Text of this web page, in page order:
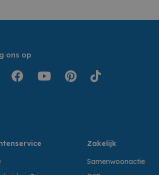
ons op
Zakelijk
Samenwoonactie